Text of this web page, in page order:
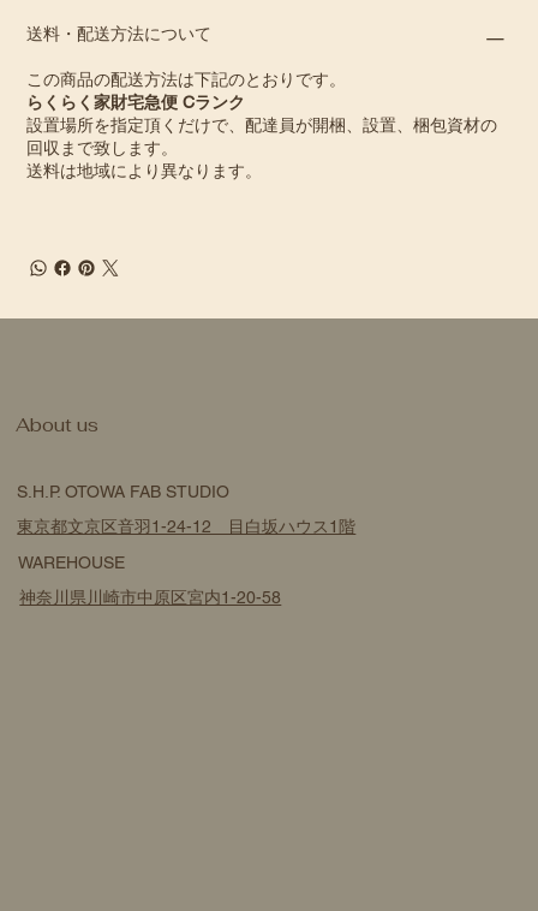
送料・配送方法について
この商品の配送方法は下記のとおりです。
らくらく家財宅急便 Cランク
設置場所を指定頂くだけで、配達員が開梱、設置、梱包資材の
回収まで致します。
送料は地域により異なります。
S.H.P. OTOWA FAB STUDIO
東京都文京区音羽1-24-12 目白坂ハウス1階
WAREHOUSE
神奈川県川崎市中原区宮内1-20-58
​About us